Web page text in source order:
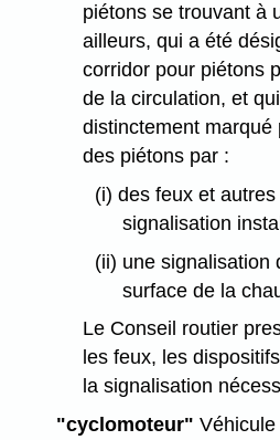
piétons se trouvant à
ailleurs, qui a été
corridor pour piétons
de la circulation, et
distinctement marqué
des piétons par :
(i) des feux et
signalisation
(ii) une signalisation
surface de la
Le Conseil routier
les feux, les
la signalisation
"cyclomoteur"